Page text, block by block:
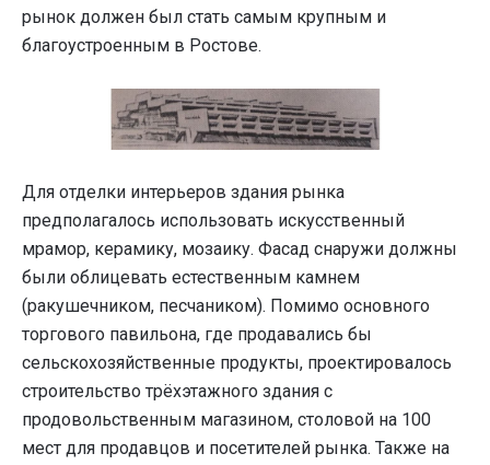
рынок должен был стать самым крупным и
благоустроенным в Ростове.
Для отделки интерьеров здания рынка
предполагалось использовать искусственный
мрамор, керамику, мозаику. Фасад снаружи должны
были облицевать естественным камнем
(ракушечником, песчаником). Помимо основного
торгового павильона, где продавались бы
сельскохозяйственные продукты, проектировалось
строительство трёхэтажного здания с
продовольственным магазином, столовой на 100
мест для продавцов и посетителей рынка. Также на